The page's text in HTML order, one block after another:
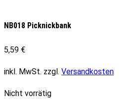
NB018 Picknickbank
5,59 €
inkl. MwSt. zzgl. Versandkosten
Nicht vorrätig